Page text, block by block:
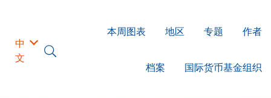
中
文
本周图表 地区 专题 作者
档案 国际货币基金组织